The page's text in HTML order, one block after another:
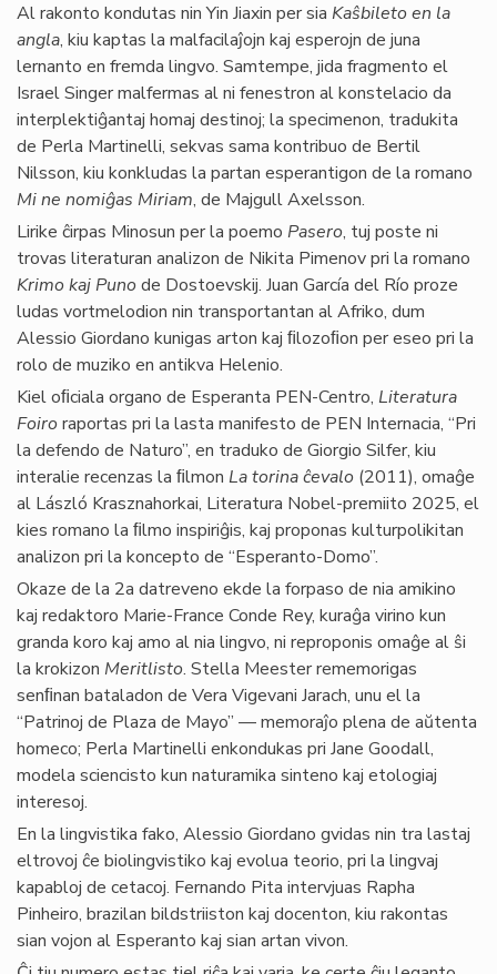
Al rakonto kondutas nin Yin Jiaxin per sia Kaŝbileto en la
angla, kiu kaptas la malfacilaĵojn kaj esperojn de juna
lernanto en fremda lingvo. Samtempe, jida fragmento el
Israel Singer malfermas al ni fenestron al konstelacio da
interplektiĝantaj homaj destinoj; la specimenon, tradukita
de Perla Martinelli, sekvas sama kontribuo de Bertil
Nilsson, kiu konkludas la partan esperantigon de la romano
Mi ne nomiĝas Miriam, de Majgull Axelsson.
Lirike ĉirpas Minosun per la poemo Pasero, tuj poste ni
trovas literaturan analizon de Nikita Pimenov pri la romano
Krimo kaj Punode Dostoevskij. Juan García del Río proze
ludas vortmelodion nin transportantan al Afriko, dum
Alessio Giordano kunigas arton kaj ﬁlozoﬁon per eseo pri la
rolo de muziko en antikva Helenio.
Kiel oﬁciala organo de Esperanta PEN-Centro, Literatura
Foiroraportas pri la lasta manifesto de PEN Internacia, “Pri
la defendo de Naturo”, en traduko de Giorgio Silfer, kiu
interalie recenzas la ﬁlmon La torina ĉevalo (2011), omaĝe
al László Krasznahorkai, Literatura Nobel-premiito 2025, el
kies romano la ﬁlmo inspiriĝis, kaj proponas kulturpolikitan
analizon pri la koncepto de “Esperanto-Domo”.
Okaze de la 2a datreveno ekde la forpaso de nia amikino
kaj redaktoro Marie-France Conde Rey, kuraĝa virino kun
granda koro kaj amo al nia lingvo, ni reproponis omaĝe al ŝi
la krokizon Meritlisto. Stella Meester rememorigas
senﬁnan bataladon de Vera Vigevani Jarach, unu el la
“Patrinoj de Plaza de Mayo” — memoraĵo plena de aŭtenta
homeco; Perla Martinelli enkondukas pri Jane Goodall,
modela sciencisto kun naturamika sinteno kaj etologiaj
interesoj.
En la lingvistika fako, Alessio Giordano gvidas nin tra lastaj
eltrovoj ĉe biolingvistiko kaj evolua teorio, pri la lingvaj
kapabloj de cetacoj. Fernando Pita intervjuas Rapha
Pinheiro, brazilan bildstriiston kaj docenton, kiu rakontas
sian vojon al Esperanto kaj sian artan vivon.